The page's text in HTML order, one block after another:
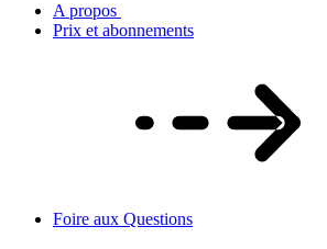
A propos
Prix et abonnements
Foire aux Questions